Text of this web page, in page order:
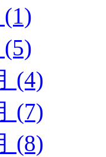
(4)
(7)
(8)